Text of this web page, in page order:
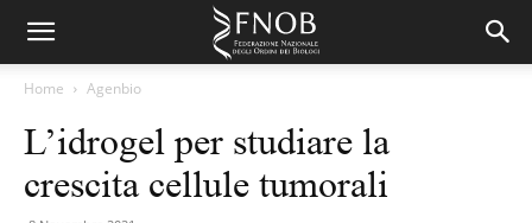
Home Agenbio
L’idrogel per studiare la
crescita cellule tumorali